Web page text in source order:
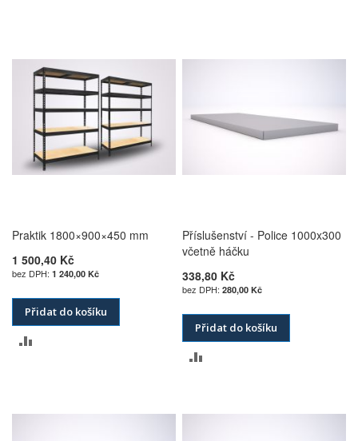
Praktik 1800×900×450 mm
1 500,40 Kč
1 240,00 Kč
Přidat do košíku
Příslušenství - Police 1000x300
včetně háčku
338,80 Kč
280,00 Kč
Přidat do košíku
POROVNÁNÍ